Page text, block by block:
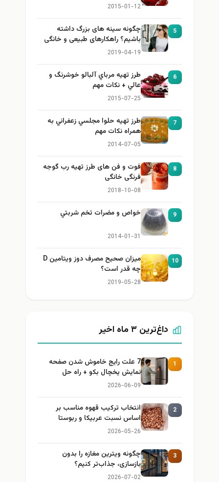
2015-01-12
5
چگونه سینه های بزرگ داشته
باشیم؟ راهکارهای طبیعی و خانگی
برای بزرگ کردن سینه
2019-04-19
6
طرز تهيه مرباي آلبالو خوشرنگ و
عالي + نكات مهم
2015-07-25
7
طرز تهيه حلوا مجلسي زعفراني به
همراه نكات مهم
2014-07-05
8
فوت و فن های طرز تهیه رب گوجه
فرنگی خانگی
2018-10-08
9 خواص و مضرات تخم شربتي
2014-01-31
10
میزان صحیح مصرف دوز ویتامین D
چه قدر است؟
2019-05-28
داغ‌ترین ۳ ماه اخیر
1
7 علت رایج خاموش شدن صفحه
نمایش یخچال بکو + راه حل
2026-06-09
2
انتخاب ترکیب قهوه مناسب بر
اساس نسبت عربیکا و ربوستا
2026-05-26
3
چگونه ویترین مغازه را بدون
بازسازی، جذاب‌تر کنیم؟
2026-07-02